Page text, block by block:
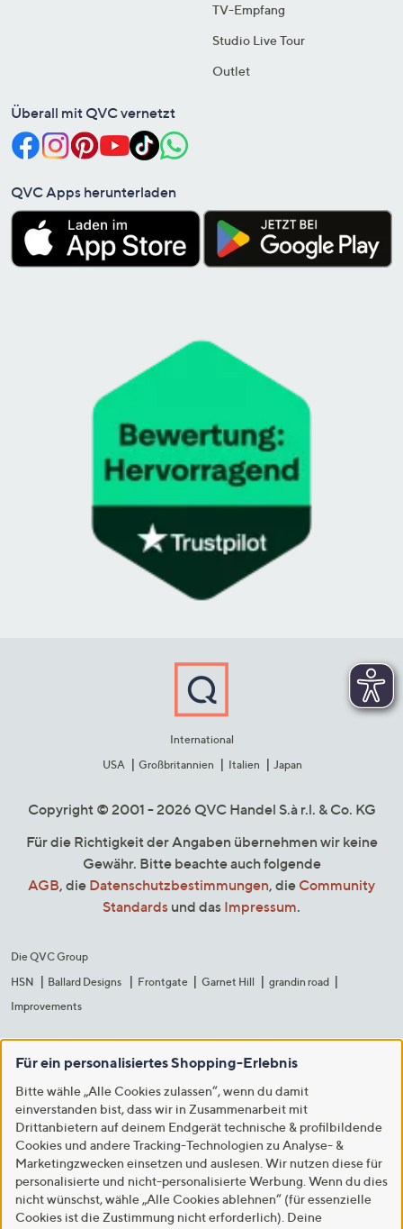
TV-Empfang
Studio Live Tour
Outlet
Überall mit QVC vernetzt
QVC Apps herunterladen
International
USA
Großbritannien Italien Japan
Copyright © 2001 - 2026 QVC Handel S.à r.l. & Co. KG
Für die Richtigkeit der Angaben übernehmen wir keine
Gewähr. Bitte beachte auch folgende
AGB, die Datenschutzbestimmungen, die Community
Standards und das Impressum.
Die QVC Group
HSN
Ballard Designs Frontgate Garnet Hill
grandin road
Improvements
Für ein personalisiertes Shopping-Erlebnis
Bitte wähle „Alle Cookies zulassen“, wenn du damit
einverstanden bist, dass wir in Zusammenarbeit mit
Drittanbietern auf deinem Endgerät technische & profilbildende
Cookies und andere Tracking-Technologien zu Analyse- &
Marketingzwecken einsetzen und auslesen. Wir nutzen diese für
personalisierte und nicht-personalisierte Werbung. Wenn du dies
nicht wünschst, wähle „Alle Cookies ablehnen“ (für essenzielle
Cookies ist die Zustimmung nicht erforderlich). Deine